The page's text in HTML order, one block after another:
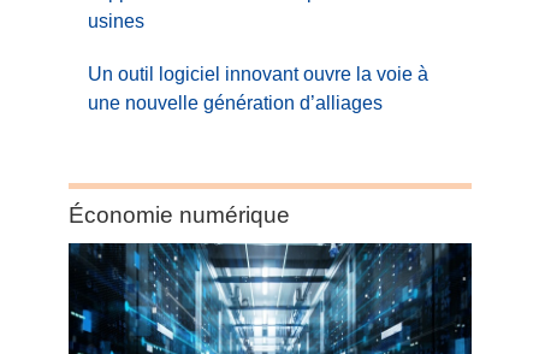
usines
Un outil logiciel innovant ouvre la voie à
une nouvelle génération d’alliages
Category:
Économie
numérique
Économie numérique